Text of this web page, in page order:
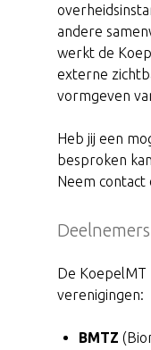
andere
werkt de
externe
vormgeven
Heb jij een
besproken
Neem contact
Deelnemers
De KoepelMT
verenigingen:
BMTZ